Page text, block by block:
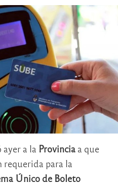
ayer a la Provincia a que
para la
Único de Boleto